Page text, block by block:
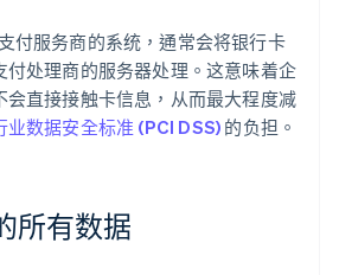
付服务商的系统，通常会将银行卡
付处理商的服务器处理。这意味着企
会直接接触卡信息，从而最大程度减
业数据安全标准 (PCI DSS) 的负担。
所有数据